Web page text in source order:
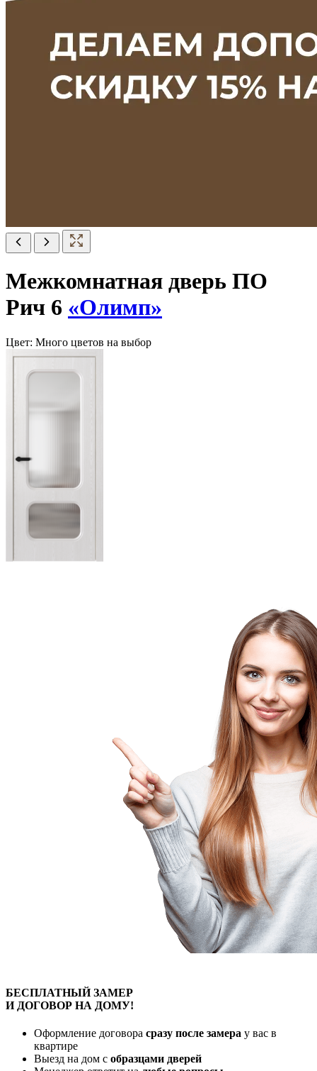
Межкомнатная дверь ПО
Рич 6 «Олимп»
Цвет: Много цветов на выбор
БЕСПЛАТНЫЙЗАМЕР
И ДОГОВОР НА ДОМУ!
Оформление договора сразу после замера у вас в
квартире
Выезд на дом с образцами дверей